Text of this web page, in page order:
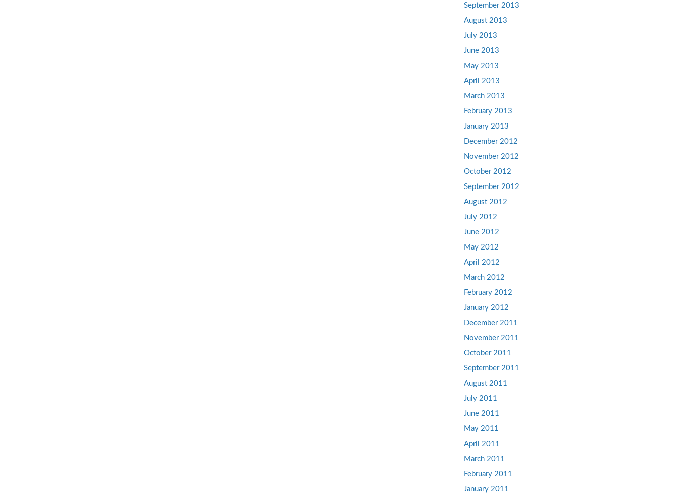
September 2013
August 2013
July 2013
June 2013
May 2013
April 2013
March 2013
February 2013
January 2013
December 2012
November 2012
October 2012
September 2012
August 2012
July 2012
June 2012
May 2012
April 2012
March 2012
February 2012
January 2012
December 2011
November 2011
October 2011
September 2011
August 2011
July 2011
June 2011
May 2011
April 2011
March 2011
February 2011
January 2011